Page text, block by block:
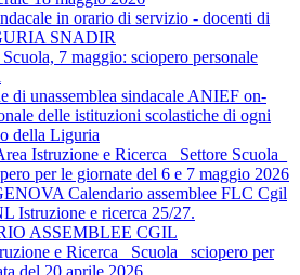
in orario di servizio - docenti di
SNADIR
7 maggio: sciopero personale
di unassemblea sindacale ANIEF on-
delle istituzioni scolastiche di ogni
della Liguria
Istruzione e Ricerca_ Settore Scuola_
per le giornate del 6 e 7 maggio 2026
Calendario assemblee FLC Cgil
Istruzione e ricerca 25/27.
ASSEMBLEE CGIL
e Ricerca_ Scuola_ sciopero per